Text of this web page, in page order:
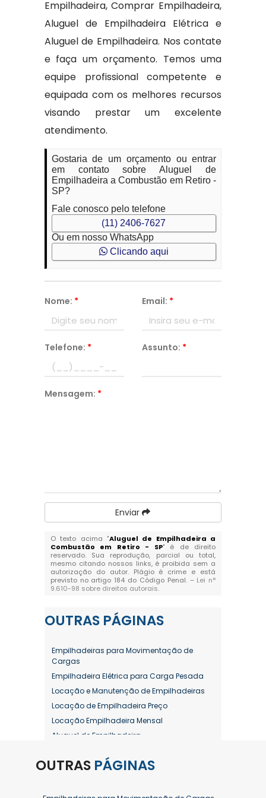
Empilhadeira, Comprar Empilhadeira,
Aluguel de Empilhadeira Elétrica e
Aluguel de Empilhadeira. Nos contate
e faça um orçamento. Temos uma
equipe profissional competente e
equipada com os melhores recursos
visando prestar um excelente
atendimento.
Gostaria de um orçamento ou entrar
em contato sobre Aluguel de
Empilhadeira a Combustão em Retiro -
SP?
Fale conosco pelo telefone
(11) 2406-7627
Ou em nosso WhatsApp
Clicando aqui
Nome: * Email: *
Telefone: * Assunto: *
Mensagem: *
Enviar
O texto acima "Aluguel de Empilhadeira a
Combustão em Retiro - SP" é de direito
reservado. Sua reprodução, parcial ou total,
mesmo citando nossos links, é proibida sem a
autorização do autor. Plágio é crime e está
previsto no artigo 184 do Código Penal. – Lei n°
9.610-98 sobre direitos autorais.
OUTRAS PÁGINAS
Empilhadeiras para Movimentação de
Cargas
Empilhadeira Elétrica para Carga Pesada
Locação e Manutenção de Empilhadeiras
Locação de Empilhadeira Preço
Locação Empilhadeira Mensal
Aluguel de Empilhadeira
Aluguel de Empilhadeira Diária Valor
Aluguel de Empilhadeira Elétrica Preço
OUTRAS PÁGINAS